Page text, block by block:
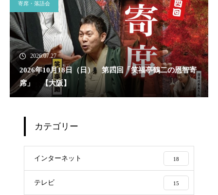
寄席・落語会
2026.07.27
2026年10月18日（日） 第四回「笑福亭鶴二の恩智寄
席」 【大阪】
カテゴリー
インターネット 18
テレビ 15